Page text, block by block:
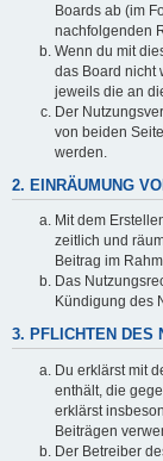
Boards ab (im
nachfolgenden
Wenn du mit
das Board nicht
jeweils die an
Der
von beiden
werden.
2. EINRÄUMUNG
Mit dem
zeitlich und
Beitrag im
Das
Kündigung des
3. PFLICHTEN DES
Du erklärst mit
enthält, die
erklärst
Beiträgen
Der Betreiber